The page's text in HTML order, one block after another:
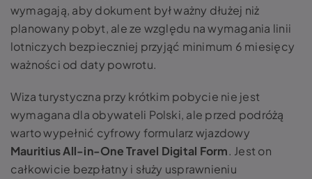
wymagają, aby dokument był ważny dłużej niż
planowany pobyt, ale ze względu na wymagania linii
lotniczych bezpieczniej przyjąć minimum 6 miesięcy
ważności od daty powrotu.
Wiza turystyczna przy krótkim pobycie nie jest
wymagana dla obywateli Polski, ale przed podróżą
warto wypełnić cyfrowy formularz wjazdowy
Mauritius All-in-One Travel Digital Form. Jest on
całkowicie bezpłatny i służy usprawnieniu